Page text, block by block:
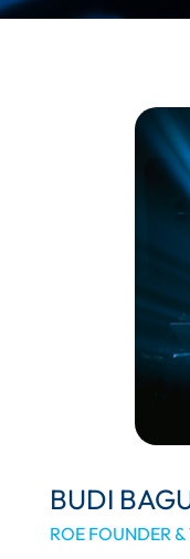
BUDI
ROE FOUNDER &